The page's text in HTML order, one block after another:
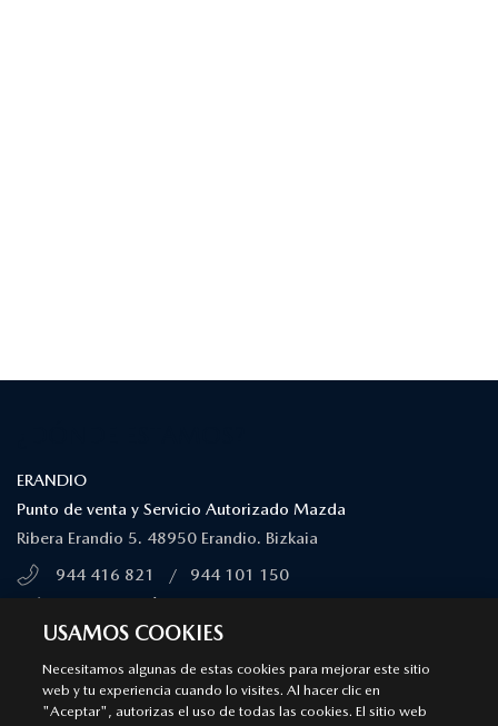
ERANDIO
Punto de venta y Servicio Autorizado Mazda
Ribera Erandio 5. 48950 Erandio. Bizkaia
944 416 821
/
944 101 150
BARAKALDO
Punto de venta y Servicio Autorizado Mazda
USAMOS COOKIES
Necesitamos algunas de estas cookies para mejorar este sitio
web y tu experiencia cuando lo visites. Al hacer clic en
"Aceptar", autorizas el uso de todas las cookies. El sitio web